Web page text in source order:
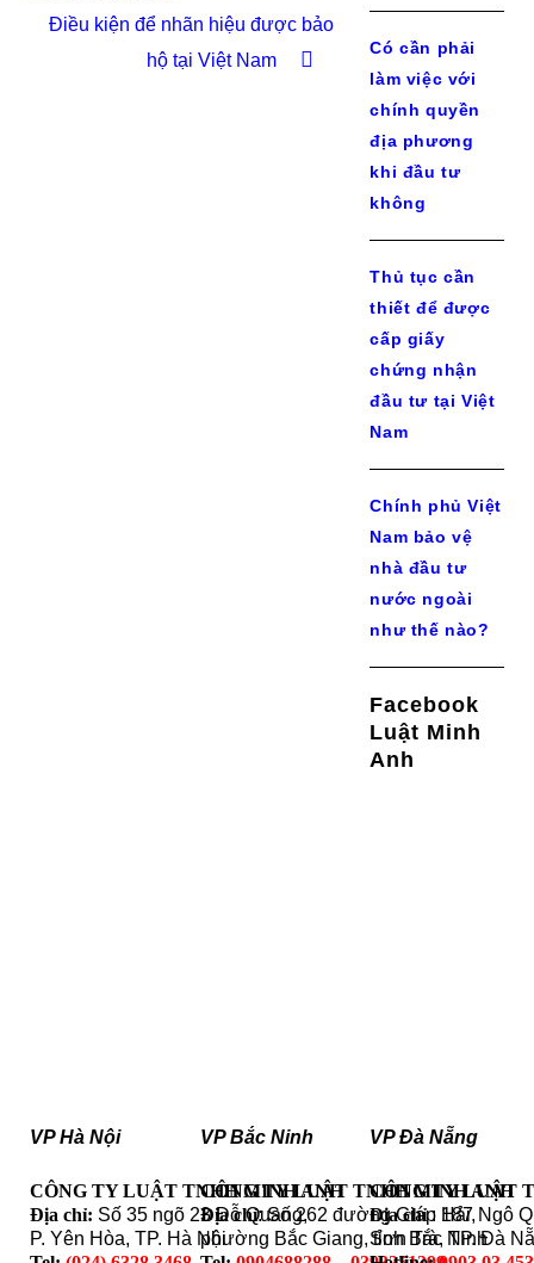
Điều kiện để nhãn hiệu được bảo
hộ tại Việt Nam
Có cần phải
làm việc với
chính quyền
địa phương
khi đầu tư
không
Thủ tục cần
thiết để được
cấp giấy
chứng nhận
đầu tư tại Việt
Nam
Chính phủ Việt
Nam bảo vệ
nhà đầu tư
nước ngoài
như thế nào?
Facebook
Luật Minh
Anh
VP Hà Nội
CÔNG TY LUẬT TNHH MINH ANH
Địa chỉ: Số 35 ngõ 23 Đỗ Quang,
P. Yên Hòa, TP. Hà Nội
VP Bắc Ninh
CÔNG TY LUẬT TNHH MINH ANH
Địa chỉ: Số 262 đường Giáp Hải,
phường Bắc Giang, tỉnh Bắc Ninh
VP Đà Nẵng
CÔNG TY LUẬT
Địa chỉ: 187 Ngô
Sơn Trà, TP. Đà